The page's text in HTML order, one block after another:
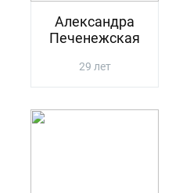
Александра
Печенежская
29 лет